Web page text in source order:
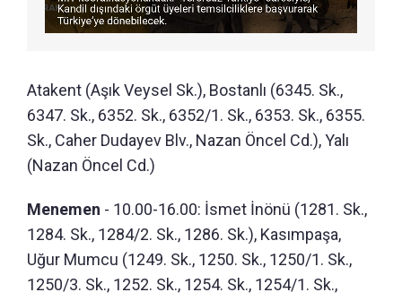
Atakent (Aşık Veysel Sk.), Bostanlı (6345. Sk.,
6347. Sk., 6352. Sk., 6352/1. Sk., 6353. Sk., 6355.
Sk., Caher Dudayev Blv., Nazan Öncel Cd.), Yalı
(Nazan Öncel Cd.)
Menemen - 10.00-16.00: İsmet İnönü (1281. Sk.,
1284. Sk., 1284/2. Sk., 1286. Sk.), Kasımpaşa,
Uğur Mumcu (1249. Sk., 1250. Sk., 1250/1. Sk.,
1250/3. Sk., 1252. Sk., 1254. Sk., 1254/1. Sk.,